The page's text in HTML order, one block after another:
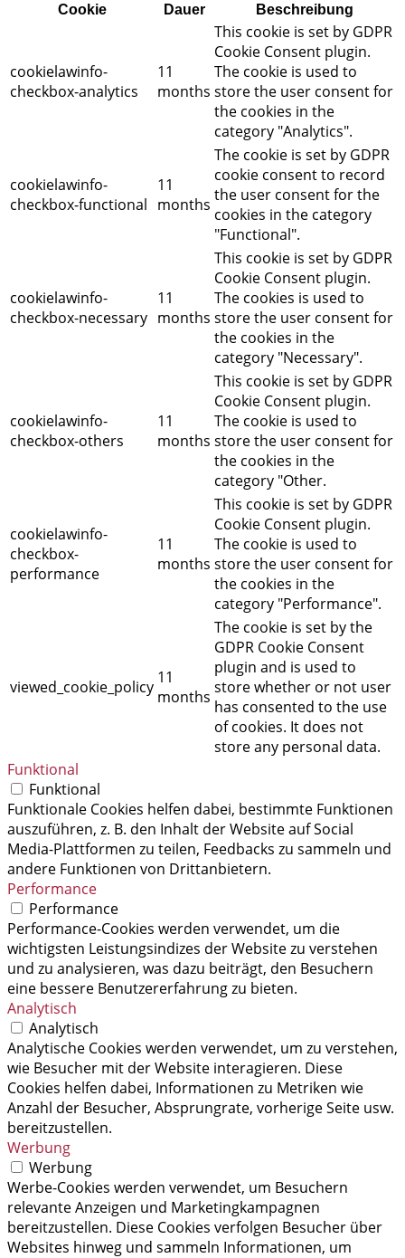
Cookie Dauer Beschreibung
cookielawinfo-
checkbox-analytics
11
months
This cookie is set by GDPR
Cookie Consent plugin.
The cookie is used to
store the user consent for
the cookies in the
category "Analytics".
cookielawinfo-
checkbox-functional
11
months
The cookie is set by GDPR
cookie consent to record
the user consent for the
cookies in the category
"Functional".
cookielawinfo-
checkbox-necessary
11
months
This cookie is set by GDPR
Cookie Consent plugin.
The cookies is used to
store the user consent for
the cookies in the
category "Necessary".
cookielawinfo-
checkbox-others
11
months
This cookie is set by GDPR
Cookie Consent plugin.
The cookie is used to
store the user consent for
the cookies in the
category "Other.
cookielawinfo-
checkbox-
performance
11
months
This cookie is set by GDPR
Cookie Consent plugin.
The cookie is used to
store the user consent for
the cookies in the
category "Performance".
viewed_cookie_policy 11
months
The cookie is set by the
GDPR Cookie Consent
plugin and is used to
store whether or not user
has consented to the use
of cookies. It does not
store any personal data.
Funktional
Funktional
Funktionale Cookies helfen dabei, bestimmte Funktionen
auszuführen, z. B. den Inhalt der Website auf Social
Media-Plattformen zu teilen, Feedbacks zu sammeln und
andere Funktionen von Drittanbietern.
Performance
Performance
Performance-Cookies werden verwendet, um die
wichtigsten Leistungsindizes der Website zu verstehen
und zu analysieren, was dazu beiträgt, den Besuchern
eine bessere Benutzererfahrung zu bieten.
Analytisch
Analytisch
Analytische Cookies werden verwendet, um zu verstehen,
wie Besucher mit der Website interagieren. Diese
Cookies helfen dabei, Informationen zu Metriken wie
Anzahl der Besucher, Absprungrate, vorherige Seite usw.
bereitzustellen.
Werbung
Werbung
Werbe-Cookies werden verwendet, um Besuchern
relevante Anzeigen und Marketingkampagnen
bereitzustellen. Diese Cookies verfolgen Besucher über
Websites hinweg und sammeln Informationen, um